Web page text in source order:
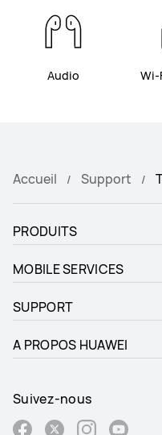
Audio Wi-
Accueil Support
PRODUITS
MOBILE SERVICES
SUPPORT
A PROPOS HUAWEI
Suivez-nous